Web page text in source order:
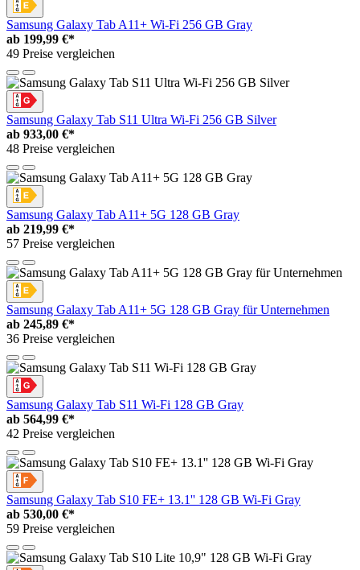
Samsung Galaxy Tab A11+ Wi-Fi 256 GB Gray
ab 199,99 €*
49 Preise vergleichen
Samsung Galaxy Tab S11 Ultra Wi-Fi 256 GB Silver
ab 933,00 €*
48 Preise vergleichen
Samsung Galaxy Tab A11+ 5G 128 GB Gray
ab 219,99 €*
57 Preise vergleichen
Samsung Galaxy Tab A11+ 5G 128 GB Gray für Unternehmen
ab 245,89 €*
36 Preise vergleichen
Samsung Galaxy Tab S11 Wi-Fi 128 GB Gray
ab 564,99 €*
42 Preise vergleichen
Samsung Galaxy Tab S10 FE+ 13.1'' 128 GB Wi-Fi Gray
ab 530,00 €*
59 Preise vergleichen